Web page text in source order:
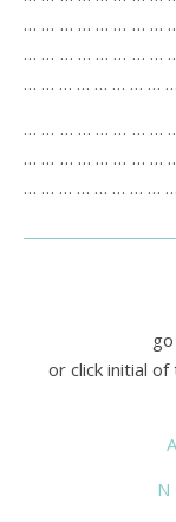
… … … … … … … …
… … … … … … … …
… … … … … … … …
… … … … … … … …
… … … … … … … …
… … … … … … … …
or click initial
A
N